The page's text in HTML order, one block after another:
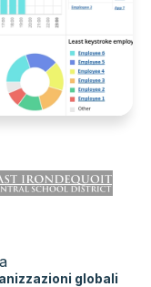
globali